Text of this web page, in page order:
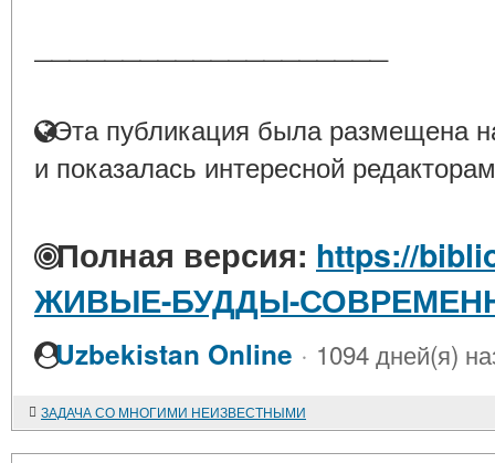
Эта публикация была размещена
и показалась интересной
Полная версия: https://
ЖИВЫЕ-БУДДЫ-
Uzbekistan Online · 1094 дней(я)
ЗАДАЧА СО МНОГИМИ НЕИЗВЕСТНЫМИ